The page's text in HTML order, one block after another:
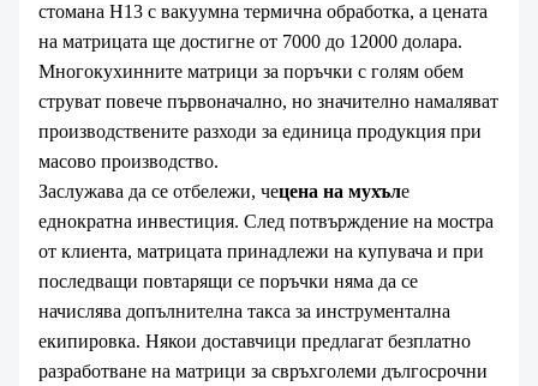
стомана H13 с вакуумна термична обработка, а цената
на матрицата ще достигне от 7000 до 12000 долара.
Многокухинните матрици за поръчки с голям обем
струват повече първоначално, но значително намаляват
производствените разходи за единица продукция при
масово производство.
Заслужава да се отбележи, чецена на мухъле
еднократна инвестиция. След потвърждение на мостра
от клиента, матрицата принадлежи на купувача и при
последващи повтарящи се поръчки няма да се
начислява допълнителна такса за инструментална
екипировка. Някои доставчици предлагат безплатно
разработване на матрици за свръхголеми дългосрочни